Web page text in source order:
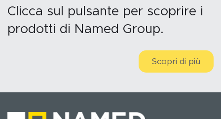
Clicca sul pulsante per scoprire i
prodotti di Named Group.
Scopri di più